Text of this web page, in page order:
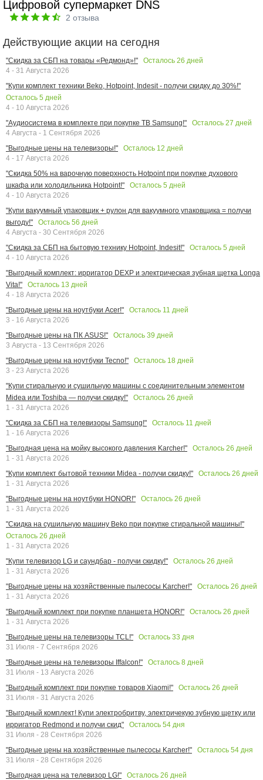
Цифровой супермаркет DNS
2 отзыва
Действующие акции на сегодня
"Скидка за СБП на товары «Редмонд»!" Осталось 26 дней
4 - 31 Августа 2026
"Купи комплект техники Beko, Hotpoint, Indesit - получи скидку до 30%!"
Осталось 5 дней
4 - 10 Августа 2026
"Аудиосистема в комплекте при покупке ТВ Samsung!"
Осталось 27 дней
4 Августа - 1 Сентября 2026
"Выгодные цены на телевизоры!"
Осталось 12 дней
4 - 17 Августа 2026
"Скидка 50% на варочную поверхность Hotpoint при покупке духового
шкафа или холодильника Hotpoint!"
Осталось 5 дней
4 - 10 Августа 2026
"Купи вакуумный упаковщик + рулон для вакуумного упаковщика = получи
выгоду!"
Осталось 56 дней
4 Августа - 30 Сентября 2026
"Скидка за СБП на бытовую технику Hotpoint, Indesit!"
Осталось 5 дней
4 - 10 Августа 2026
"Выгодный комплект: ирригатор DEXP и электрическая зубная щетка Longa
Vita!"
Осталось 13 дней
4 - 18 Августа 2026
"Выгодные цены на ноутбуки Acer!"
Осталось 11 дней
3 - 16 Августа 2026
"Выгодные цены на ПК ASUS!"
Осталось 39 дней
3 Августа - 13 Сентября 2026
"Выгодные цены на ноутбуки Tecno!"
Осталось 18 дней
3 - 23 Августа 2026
"Купи стиральную и сушильную машины с соединительным элементом
Midea или Toshiba — получи скидку!"
Осталось 26 дней
1 - 31 Августа 2026
"Скидка за СБП на телевизоры Samsung!"
Осталось 11 дней
1 - 16 Августа 2026
"Выгодная цена на мойку высокого давления Karcher!"
Осталось 26 дней
1 - 31 Августа 2026
"Купи комплект бытовой техники Midea - получи скидку!"
Осталось 26 дней
1 - 31 Августа 2026
"Выгодные цены на ноутбуки HONOR!"
Осталось 26 дней
1 - 31 Августа 2026
"Скидка на сушильную машину Beko при покупке стиральной машины!"
Осталось 26 дней
1 - 31 Августа 2026
"Купи телевизор LG и саундбар - получи скидку!"
Осталось 26 дней
1 - 31 Августа 2026
"Выгодные цены на хозяйственные пылесосы Karcher!"
Осталось 26 дней
1 - 31 Августа 2026
"Выгодный комплект при покупке планшета HONOR!"
Осталось 26 дней
1 - 31 Августа 2026
"Выгодные цены на телевизоры TCL!"
Осталось 33 дня
31 Июля - 7 Сентября 2026
"Выгодные цены на телевизоры Iffalcon!"
Осталось 8 дней
31 Июля - 13 Августа 2026
"Выгодный комплект при покупке товаров Xiaomi!"
Осталось 26 дней
31 Июля - 31 Августа 2026
"Выгодный комплект! Купи электробритву, электричекую зубную щетку или
ирригатор Redmond и получи скид"
Осталось 54 дня
31 Июля - 28 Сентября 2026
"Выгодные цены на хозяйственные пылесосы Karcher!"
Осталось 54 дня
31 Июля - 28 Сентября 2026
"Выгодная цена на телевизор LG!"
Осталось 26 дней